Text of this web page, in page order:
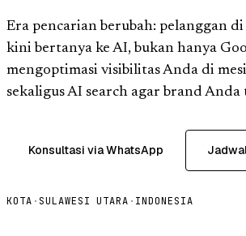
Era pencarian berubah: pelanggan
kini bertanya ke AI, bukan hanya
mengoptimasi visibilitas Anda di
sekaligus AI search agar brand
Konsultasi via WhatsApp
KOTA · SULAWESI UTARA · INDONESIA